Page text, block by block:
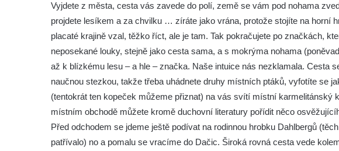
Vyjdete z města, cesta vás zavede do polí, země se vám pod nohama
projdete lesíkem a za chvilku … zíráte jako vrána, protože stojíte na horní
placaté krajině vzal, těžko říct, ale je tam. Tak pokračujete po značkách,
neposekané louky, stejně jako cesta sama, a s mokrýma nohama
až k blízkému lesu – a hle – značka. Naše intuice nás nezklamala. Cesta
naučnou stezkou, takže třeba uhádnete druhy místních ptáků, vyfotíte se
(tentokrát ten kopeček můžeme přiznat) na vás svítí místní karmelitánský
místním obchodě můžete kromě duchovní literatury pořídit něco
Před odchodem se jdeme ještě podívat na rodinnou hrobku Dahlbergů
patřívalo) no a pomalu se vracíme do Dačic. Široká rovná cesta vede